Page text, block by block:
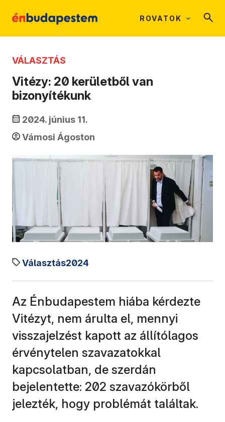
ROVATOK
VÁLASZTÁS
Vitézy: 20 kerületből van
bizonyítékunk
2024. június 11.
Vámosi Ágoston
Választás2024
Az Énbudapestem hiába kérdezte
Vitézyt, nem árulta el, mennyi
visszajelzést kapott az állítólagos
érvénytelen szavazatokkal
kapcsolatban, de szerdán
bejelentette: 202 szavazókörből
jelezték, hogy problémát találtak.